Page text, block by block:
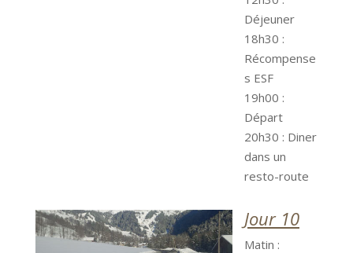
Déjeuner
18h30 :
Récompense
s ESF
19h00 :
Départ
20h30 : Diner
dans un
resto-route
Jour 10
Matin :